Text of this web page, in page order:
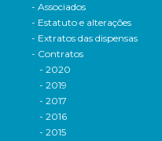
- Associados
- Estatuto e alterações
- Extratos das dispensas
- Contratos
- 2020
- 2019
- 2017
- 2016
- 2015